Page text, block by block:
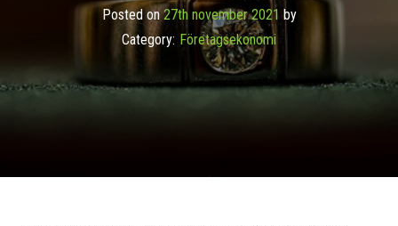
Posted on27th november 2021 by
Category: Företagsekonomi